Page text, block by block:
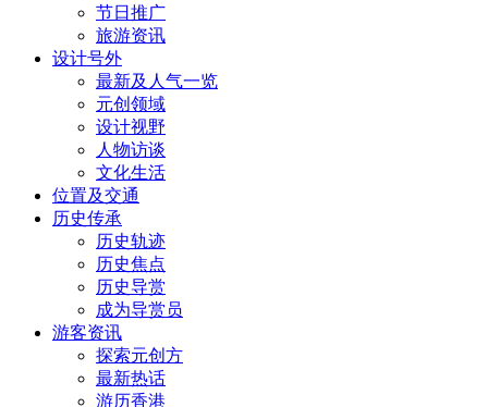
节日推广
旅游资讯
设计号外
最新及人气一览
元创领域
设计视野
人物访谈
文化生活
位置及交通
历史传承
历史轨迹
历史焦点
历史导赏
成为导赏员
游客资讯
探索元创方
最新热话
游历香港